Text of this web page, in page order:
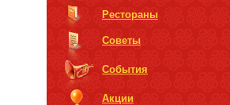
Рестораны
Советы
События
Акции